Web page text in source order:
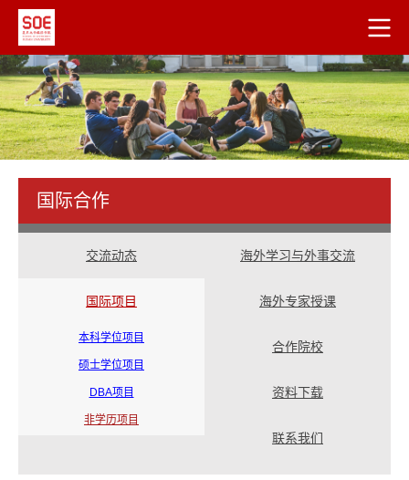
国际合作
交流动态 海外学习与外事交流
国际项目
本科学位项目
硕士学位项目
DBA项目
非学历项目
海外专家授课
合作院校
资料下载
联系我们